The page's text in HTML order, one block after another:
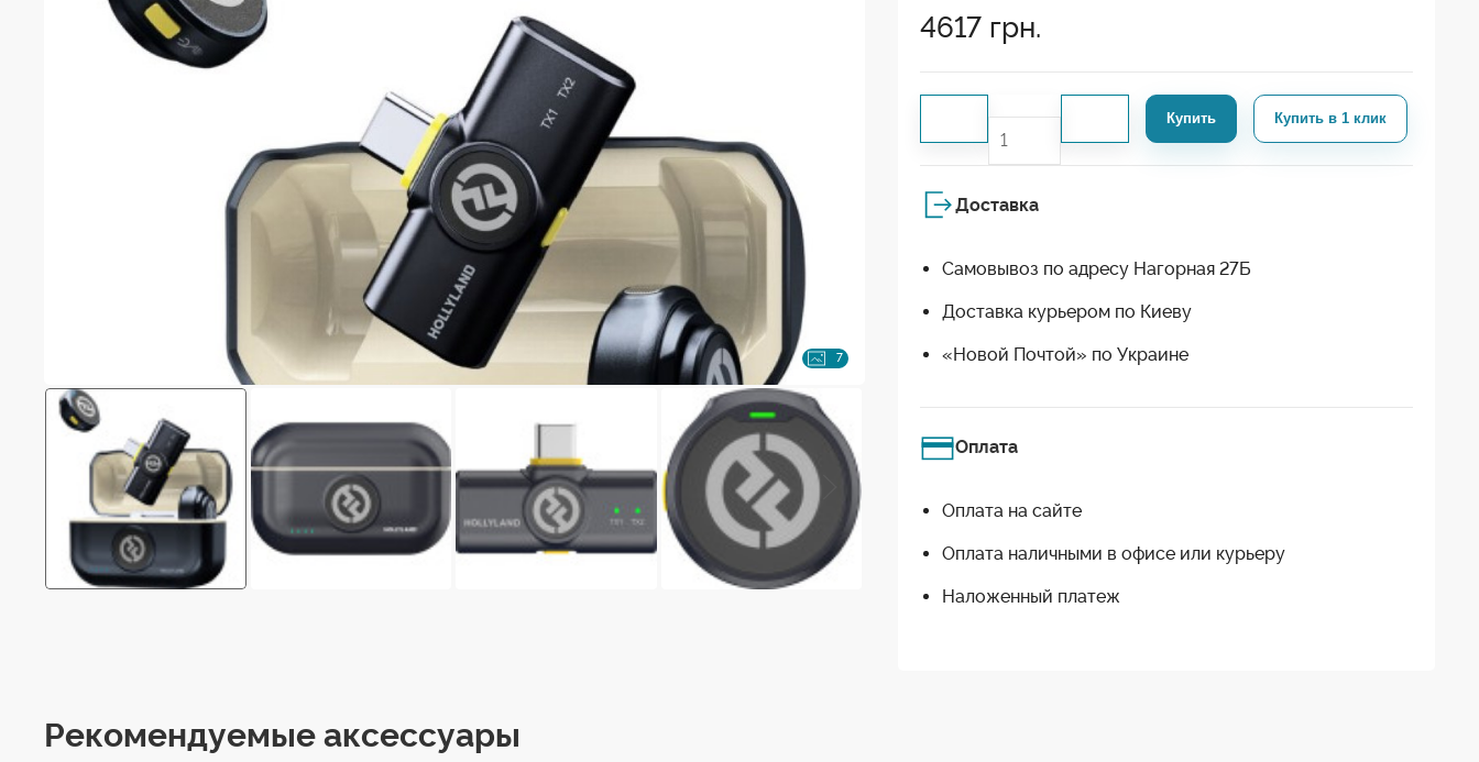
7
4617 грн.
Купить Купить в 1 клик
Доставка
Самовывоз по адресу Нагорная 27Б
Доставка курьером по Киеву
«Новой Почтой» по Украине
Оплата
Оплата на сайте
Оплата наличными в офисе или курьеру
Наложенный платеж
Рекомендуемые аксессуары